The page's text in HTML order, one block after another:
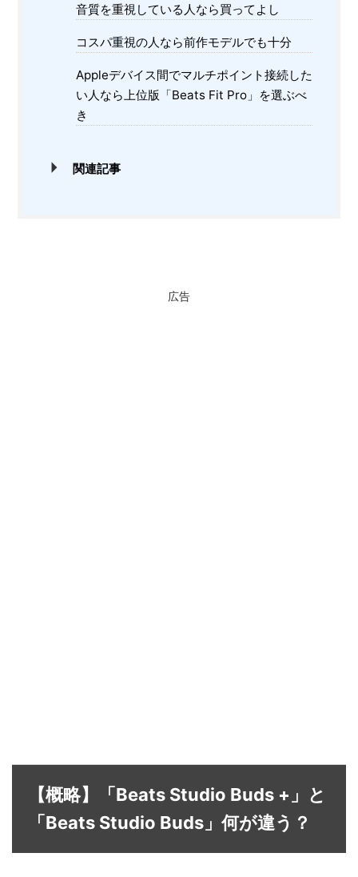
音質を重視している人なら買ってよし
コスパ重視の人なら前作モデルでも十分
Appleデバイス間でマルチポイント接続した
い人なら上位版「Beats Fit Pro」を選ぶべ
き
関連記事
広告
【概略】「Beats Studio Buds +」と
「Beats Studio Buds」何が違う？